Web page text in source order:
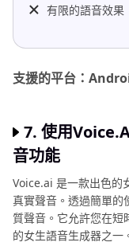
有限的語音效果
支援的平台：
7. 使用
音功能
Voice.ai 是一款出色的
真實聲音。透過簡單的
質聲音。它允許您在短
的女生語音生成器之一